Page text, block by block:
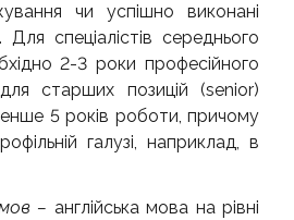
чи успішно виконані
Для спеціалістів середнього
2-3 роки професійного
старших позицій (senior)
5 років роботи, причому
галузі, наприклад, в
– англійська мова на рівні